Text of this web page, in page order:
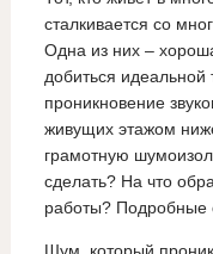
сталкивается со
Одна из них –
добиться
проникновение
живущих этажом
грамотную
сделать? На что
работы? Подробные